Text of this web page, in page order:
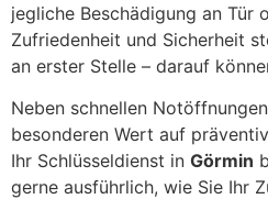
jegliche Beschädigung an Tür
Zufriedenheit und Sicherheit
an erster Stelle – darauf
Neben schnellen
besonderen Wert auf
Ihr Schlüsseldienst in Görmin
gerne ausführlich, wie Sie Ihr